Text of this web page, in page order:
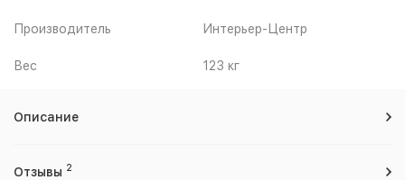
Производитель Интерьер-Центр
Вес 123 кг
Описание
Отзывы 2